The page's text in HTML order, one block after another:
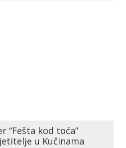
“Fešta kod toća”
u Kučinama